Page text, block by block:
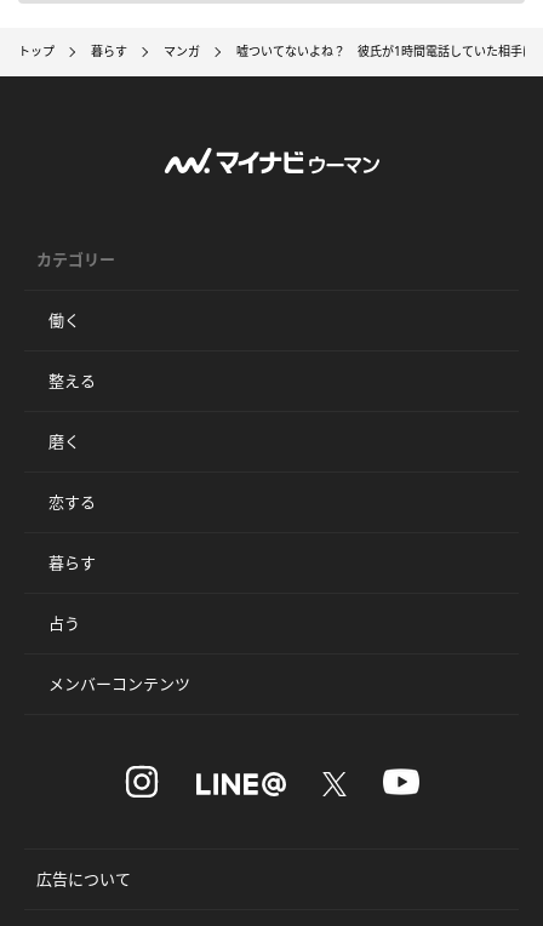
トップ 暮らす マンガ 嘘ついてないよね？ 彼氏が1時間電話していた相手は
カテゴリー
働く
整える
磨く
恋する
暮らす
占う
メンバーコンテンツ
広告について